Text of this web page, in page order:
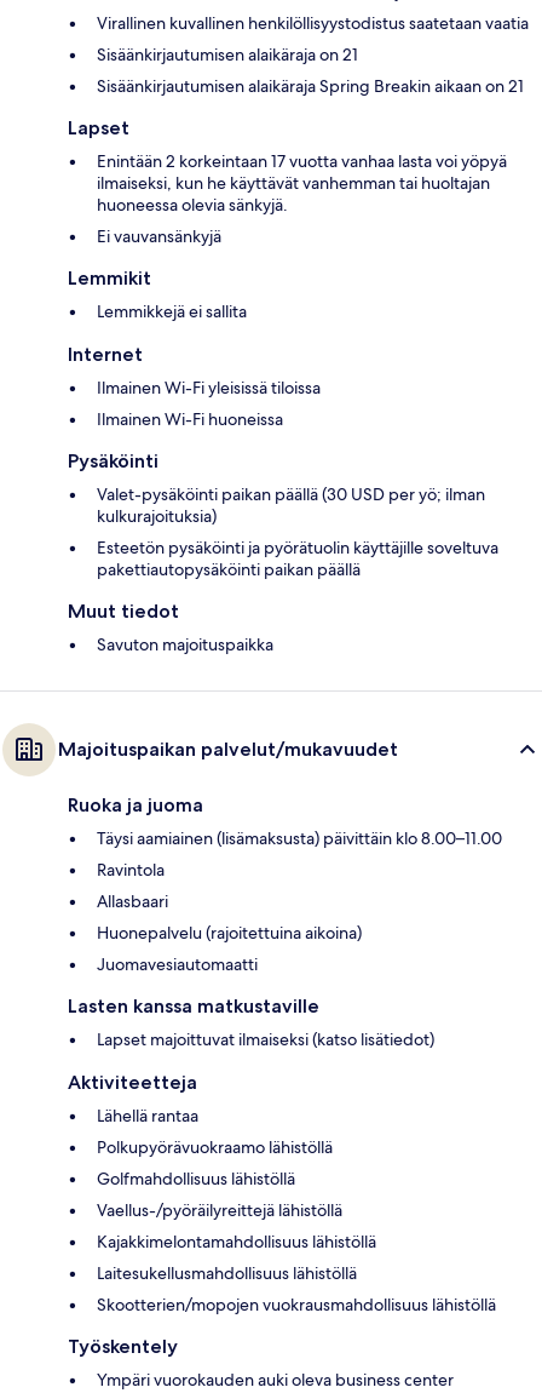
Virallinen kuvallinen henkilöllisyystodistus saatetaan vaatia
Sisäänkirjautumisen alaikäraja on 21
Sisäänkirjautumisen alaikäraja Spring Breakin aikaan on 21
Lapset
Enintään 2 korkeintaan 17 vuotta vanhaa lasta voi yöpyä
ilmaiseksi, kun he käyttävät vanhemman tai huoltajan
huoneessa olevia sänkyjä.
Ei vauvansänkyjä
Lemmikit
Lemmikkejä ei sallita
Internet
Ilmainen Wi-Fi yleisissä tiloissa
Ilmainen Wi-Fi huoneissa
Pysäköinti
Valet-pysäköinti paikan päällä (30 USD per yö; ilman
kulkurajoituksia)
Esteetön pysäköinti ja pyörätuolin käyttäjille soveltuva
pakettiautopysäköinti paikan päällä
Muut tiedot
Savuton majoituspaikka
Majoituspaikan palvelut/mukavuudet
Ruoka ja juoma
Täysi aamiainen (lisämaksusta) päivittäin klo 8.00–11.00
Ravintola
Allasbaari
Huonepalvelu (rajoitettuina aikoina)
Juomavesiautomaatti
Lasten kanssa matkustaville
Lapset majoittuvat ilmaiseksi (katso lisätiedot)
Aktiviteetteja
Lähellä rantaa
Polkupyörävuokraamo lähistöllä
Golfmahdollisuus lähistöllä
Vaellus-/pyöräilyreittejä lähistöllä
Kajakkimelontamahdollisuus lähistöllä
Laitesukellusmahdollisuus lähistöllä
Skootterien/mopojen vuokrausmahdollisuus lähistöllä
Työskentely
Ympäri vuorokauden auki oleva business center